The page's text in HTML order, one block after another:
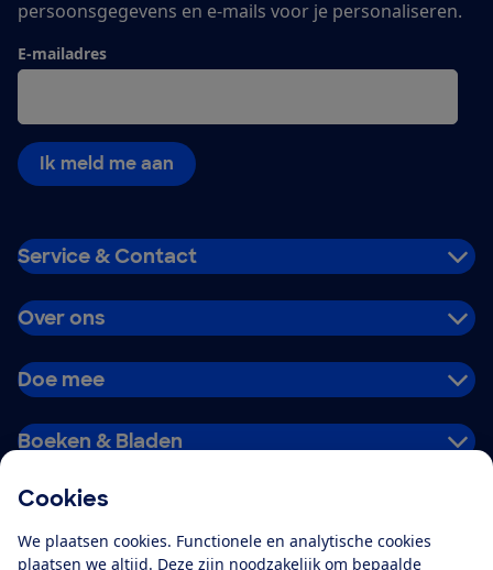
Cookies
We plaatsen cookies. Functionele en analytische cookies
plaatsen we altijd. Deze zijn noodzakelijk om bepaalde
persoonsgegevens en e-mails voor je personaliseren.
E-mailadres
Ik meld me aan
Service & Contact
Over ons
Doe mee
Boeken & Bladen